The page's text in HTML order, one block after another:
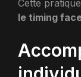
Cette
le timing